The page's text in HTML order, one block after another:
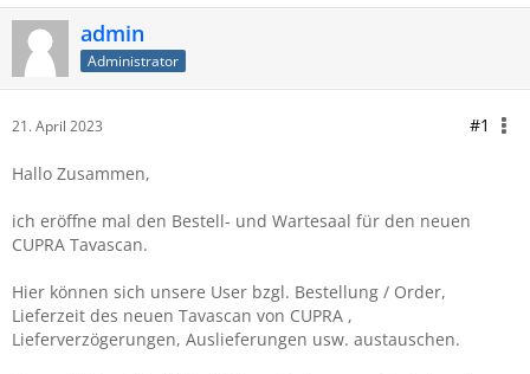
admin
Administrator
21. April 2023 #1
Hallo Zusammen,
ich eröffne mal den Bestell- und Wartesaal für den neuen
CUPRA Tavascan.
Hier können sich unsere User bzgl. Bestellung / Order,
Lieferzeit des neuen Tavascan von CUPRA ,
Lieferverzögerungen, Auslieferungen usw. austauschen.